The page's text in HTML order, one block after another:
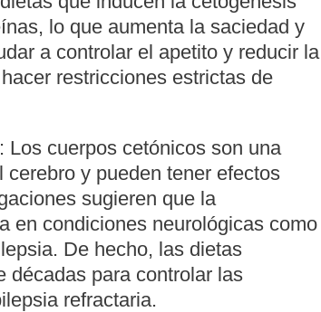
lo que aumenta la saciedad y
a controlar el apetito y reducir la
restricciones estrictas de
: Los cuerpos cetónicos son una
y pueden tener efectos
sugieren que la
en condiciones neurológicas como
De hecho, las dietas
décadas para controlar las
refractaria.